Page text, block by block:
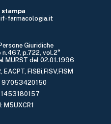
farmacologia.it
Giuridiche
p.722, vol.2°
MURST del 02.01.1996
FISBi,FISV,FISM
97053420150
M5UXCR1